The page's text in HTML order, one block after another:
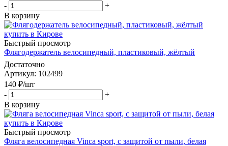
-
+
В корзину
Быстрый просмотр
Флягодержатель велосипедный, пластиковый, жёлтый
Достаточно
Артикул: 102499
140 ₽/шт
-
+
В корзину
Быстрый просмотр
Фляга велосипедная Vinca sport, с защитой от пыли, белая